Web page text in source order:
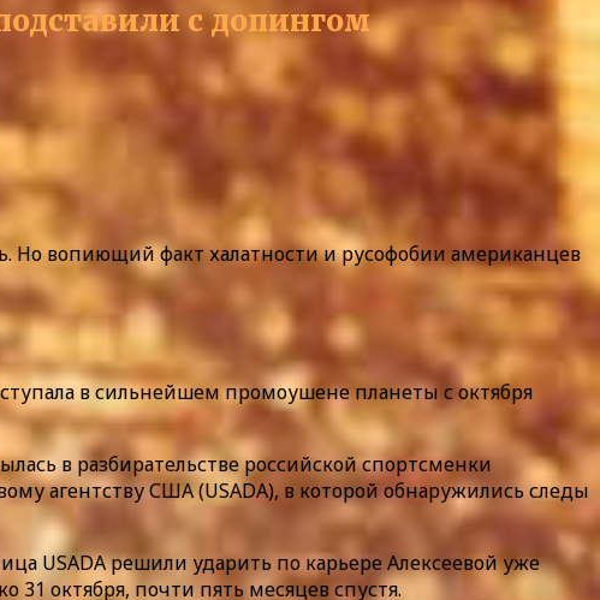
с допингом
вопиющий факт халатности и русофобии американцев
в сильнейшем промоушене планеты с октября
в разбирательстве российской спортсменки
агентству США (USADA), в которой обнаружились следы
USADA решили ударить по карьере Алексеевой уже
октября, почти пять месяцев спустя.